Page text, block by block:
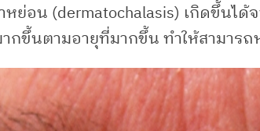
ย่อน (dermatochalasis) เกิดขึ้นไ
กขึ้นตามอายุที่มากขึ้น ทำให้สามาร